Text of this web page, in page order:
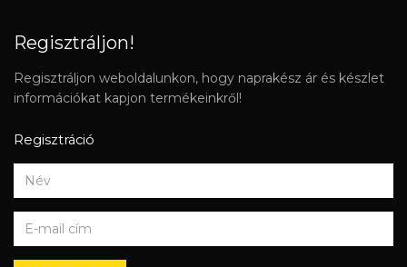
Regisztráljon!
Regisztráljon weboldalunkon, hogy naprakész ár és készlet
információkat kapjon termékeinkről!
Regisztráció